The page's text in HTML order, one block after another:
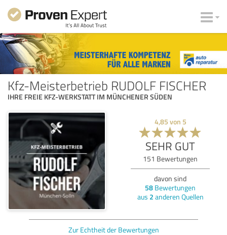
Kfz-Meisterbetrieb RUDOLF FISCHER
IHRE FREIE KFZ-WERKSTATT IM MÜNCHENER SÜDEN
4,85 von 5
SEHR GUT
151 Bewertungen
davon sind
58 Bewertungen
aus 2 anderen Quellen
Zur Echtheit der Bewertungen